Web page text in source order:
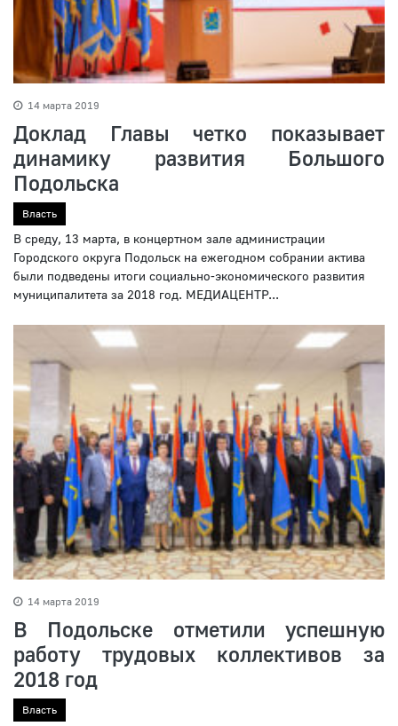
14 марта 2019
Доклад Главы четко показывает
динамику развития Большого
Подольска
Власть
В среду, 13 марта, в концертном зале администрации
Городского округа Подольск на ежегодном собрании актива
были подведены итоги социально-экономического развития
муниципалитета за 2018 год. МЕДИАЦЕНТР...
14 марта 2019
В Подольске отметили успешную
работу трудовых коллективов за
2018 год
Власть